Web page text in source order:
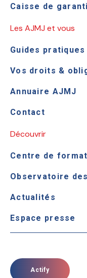
Caisse de
Les AJMJ et vous
Guides pratiques
Vos droits &
Annuaire AJMJ
Contact
Découvrir
Centre de
Observatoire
Actualités
Espace presse
Actify